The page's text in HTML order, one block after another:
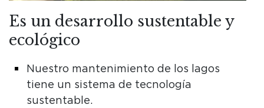
Es un desarrollo sustentable y
ecológico
Nuestro mantenimiento de los lagos
tiene un sistema de tecnología
sustentable.